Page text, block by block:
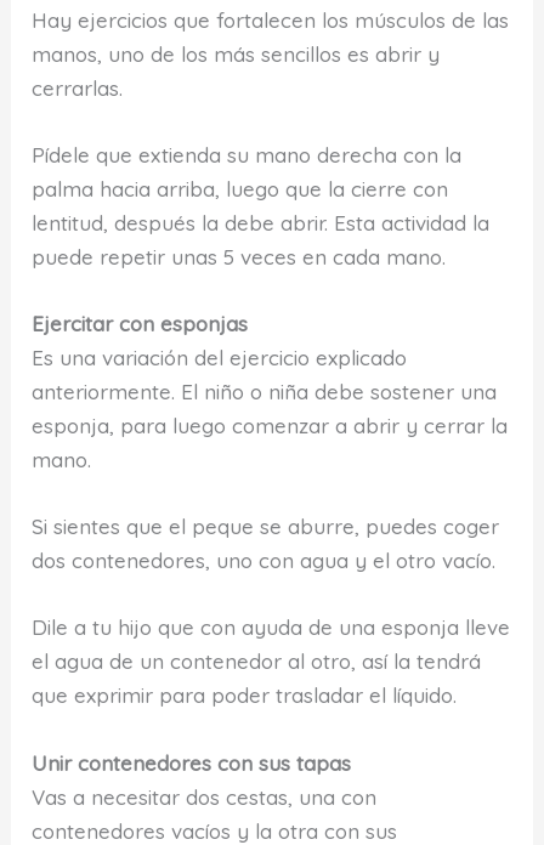
Hay ejercicios que fortalecen los músculos de las
manos, uno de los más sencillos es abrir y
cerrarlas.
Pídele que extienda su mano derecha con la
palma hacia arriba, luego que la cierre con
lentitud, después la debe abrir. Esta actividad la
puede repetir unas 5 veces en cada mano.
Ejercitar con esponjas
Es una variación del ejercicio explicado
anteriormente. El niño o niña debe sostener una
esponja, para luego comenzar a abrir y cerrar la
mano.
Si sientes que el peque se aburre, puedes coger
dos contenedores, uno con agua y el otro vacío.
Dile a tu hijo que con ayuda de una esponja lleve
el agua de un contenedor al otro, así la tendrá
que exprimir para poder trasladar el líquido.
Unir contenedores con sus tapas
Vas a necesitar dos cestas, una con
contenedores vacíos y la otra con sus